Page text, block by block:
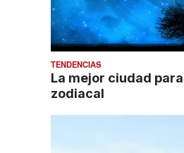
TENDENCIAS
La mejor ciudad
zodiacal